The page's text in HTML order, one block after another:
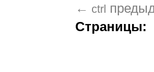
← ctrl
Страницы: